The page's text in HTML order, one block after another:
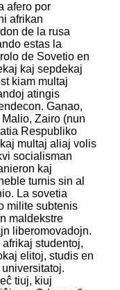
afero por
afrikan
de la rusa
estas la
de Sovetio en
kaj sepdekaj
kiam multaj
atingis
Ganao,
Zairo (nun
Respubliko
multaj aliaj volis
socialisman
kaj
turnis sin al
La sovetia
milite subtenis
maldekstre
liberomovadojn.
afrikaj studentoj,
elitoj, studis en
tiuj, kiuj